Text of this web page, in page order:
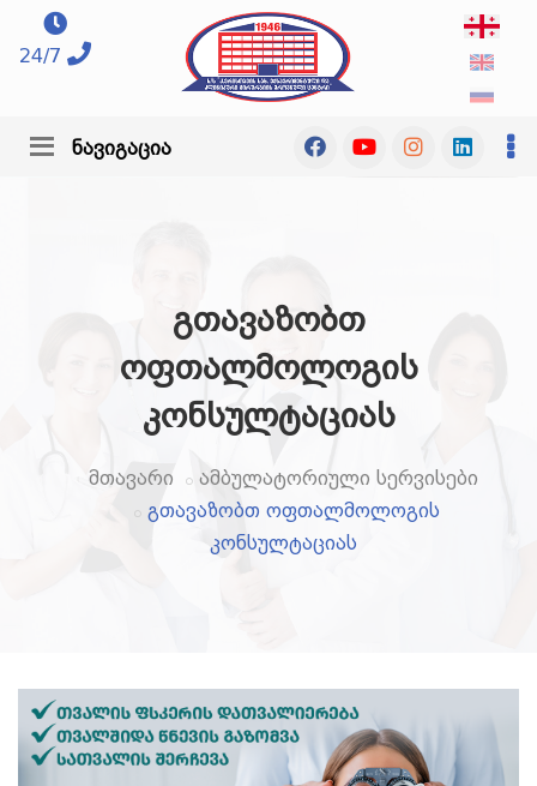
24/7
ნავიგაცია
გთავაზობთ
ოფთალმოლოგის
კონსულტაციას
მთავარი
ამბულატორიული სერვისები
გთავაზობთ ოფთალმოლოგის
კონსულტაციას